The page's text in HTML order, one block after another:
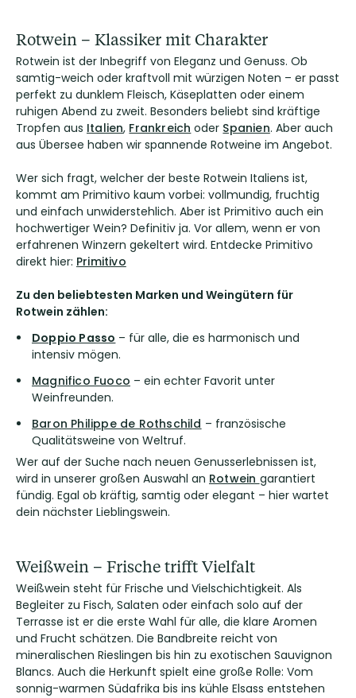
Rotwein – Klassiker mit Charakter
Rotwein ist der Inbegriff von Eleganz und Genuss. Ob
samtig-weich oder kraftvoll mit würzigen Noten – er passt
perfekt zu dunklem Fleisch, Käseplatten oder einem
ruhigen Abend zu zweit. Besonders beliebt sind kräftige
Tropfen aus Italien, Frankreich oder Spanien. Aber auch
aus Übersee haben wir spannende Rotweine im Angebot.
Wer sich fragt, welcher der beste Rotwein Italiens ist,
kommt am Primitivo kaum vorbei: vollmundig, fruchtig
und einfach unwiderstehlich. Aber ist Primitivo auch ein
hochwertiger Wein? Definitiv ja. Vor allem, wenn er von
erfahrenen Winzern gekeltert wird. Entdecke Primitivo
direkt hier: Primitivo
Zu den beliebtesten Marken und Weingütern für
Rotwein zählen:
Doppio Passo – für alle, die es harmonisch und
intensiv mögen.
Magnifico Fuoco – ein echter Favorit unter
Weinfreunden.
Baron Philippe de Rothschild – französische
Qualitätsweine von Weltruf.
Wer auf der Suche nach neuen Genusserlebnissen ist,
wird in unserer großen Auswahl an Rotwein garantiert
fündig. Egal ob kräftig, samtig oder elegant – hier wartet
dein nächster Lieblingswein.
Weißwein – Frische trifft Vielfalt
Weißwein steht für Frische und Vielschichtigkeit. Als
Begleiter zu Fisch, Salaten oder einfach solo auf der
Terrasse ist er die erste Wahl für alle, die klare Aromen
und Frucht schätzen. Die Bandbreite reicht von
mineralischen Rieslingen bis hin zu exotischen Sauvignon
Blancs. Auch die Herkunft spielt eine große Rolle: Vom
sonnig-warmen Südafrika bis ins kühle Elsass entstehen